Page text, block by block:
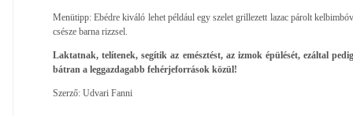
Menütipp: Ebédre kiváló lehet például egy szelet grillezett lazac párolt
csésze barna rizzsel.
Laktatnak, telítenek, segítik az emésztést, az izmok épülését, ezáltal
bátran a leggazdagabb fehérjeforrások közül!
Szerző: Udvari Fanni